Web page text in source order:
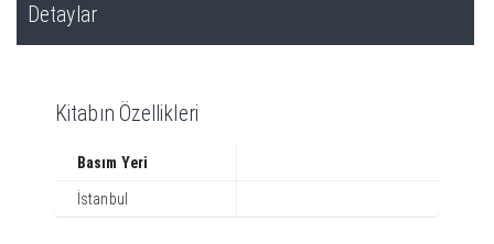
Detaylar
Kitabın Özellikleri
Basım Yeri
İstanbul